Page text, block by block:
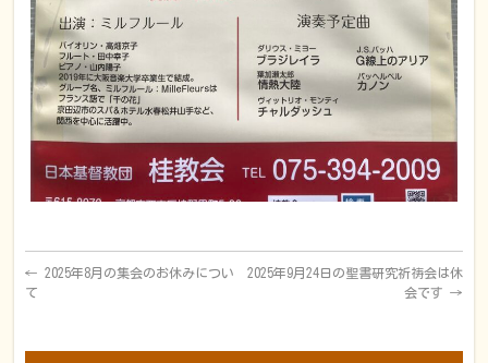
← 2025年8月の集会のお休みについ
て
2025年9月24日の聖書研究祈祷会は休
会です →